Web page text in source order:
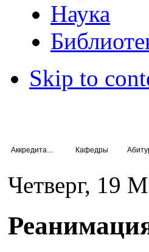
Наука
Skip to
Кафедры
Четверг, 19